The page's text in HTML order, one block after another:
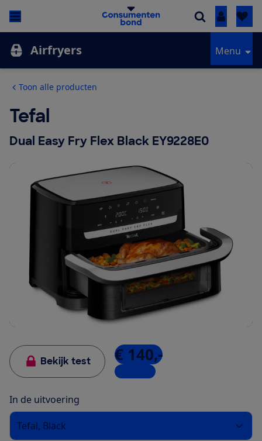
Inloggen
Airfryers Menu
Toon alle producten
Tefal
Dual Easy Fry Flex Black EY9228E0
Bekijk test € 140,-
4 winkels
In de uitvoering
Tefal, Black